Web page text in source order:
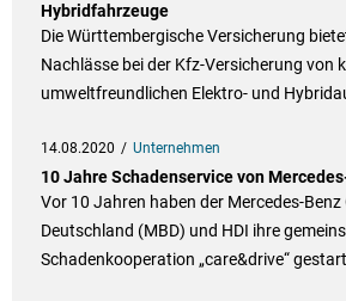
Hybridfahrzeuge
Die Württembergische Versicherung
Nachlässe bei der Kfz-Versicherung von
umweltfreundlichen Elektro- und
14.08.2020 Unternehmen
10 Jahre Schadenservice von
Vor 10 Jahren haben der Mercedes-Benz
Deutschland (MBD) und HDI ihre
Schadenkooperation „care&drive“